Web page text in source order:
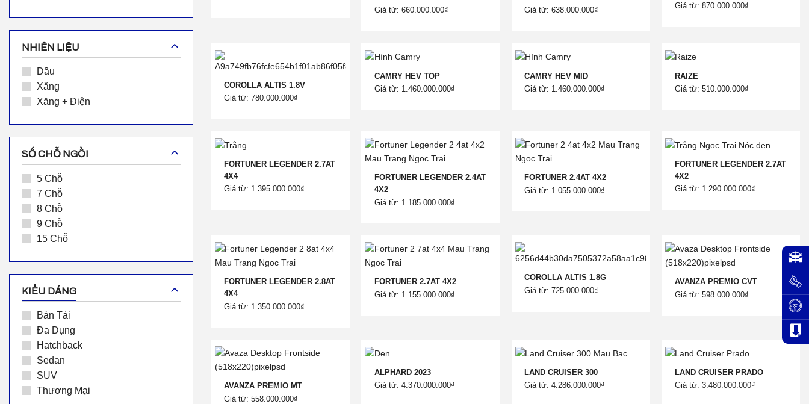
NHIÊN LIỆU
Dầu
Xăng
Xăng + Điện
SỐ CHỖ NGỒI
5 Chỗ
7 Chỗ
8 Chỗ
9 Chỗ
15 Chỗ
KIỂU DÁNG
Bán Tải
Đa Dụng
Hatchback
Sedan
SUV
Thương Mại
Giá từ: 660.000.000₫
Giá từ: 638.000.000₫
Giá từ: 870.000.000₫
COROLLA ALTIS 1.8V
Giá từ: 780.000.000₫
CAMRY HEV TOP
Giá từ: 1.460.000.000₫
CAMRY HEV MID
Giá từ: 1.460.000.000₫
RAIZE
Giá từ: 510.000.000₫
FORTUNER LEGENDER 2.7AT
4X4
Giá từ: 1.395.000.000₫
FORTUNER LEGENDER 2.4AT
4X2
Giá từ: 1.185.000.000₫
FORTUNER 2.4AT 4X2
Giá từ: 1.055.000.000₫
FORTUNER LEGENDER 2.7AT
4X2
Giá từ: 1.290.000.000₫
FORTUNER LEGENDER 2.8AT
4X4
Giá từ: 1.350.000.000₫
FORTUNER 2.7AT 4X2
Giá từ: 1.155.000.000₫
COROLLA ALTIS 1.8G
Giá từ: 725.000.000₫
AVANZA PREMIO CVT
Giá từ: 598.000.000₫
AVANZA PREMIO MT
Giá từ: 558.000.000₫
ALPHARD 2023
Giá từ: 4.370.000.000₫
LAND CRUISER 300
Giá từ: 4.286.000.000₫
LAND CRUISER PRADO
Giá từ: 3.480.000.000₫